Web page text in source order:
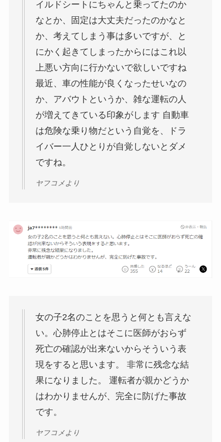
イルドシートにちゃんと乗ってたのか
なとか、固定は大丈夫だったのかなと
か、考えてしまう事は多いですが、と
にかく起きてしまったからにはこれ以
上悪い方向に行かないで欲しいですね
最近、車の性能が良くなったせいなの
か、アバウトというか、雑な運転の人
が増えてきている印象がします 自動車
は危険な乗り物だという自覚を、ドラ
イバー一人ひとりが自覚しないとダメ
ですね。
ヤフコメより
女の子2名のことを思うと何とも言えな
い。心肺停止とはそこに医師がおらず
死亡の確認が出来ないからそういう表
現をすると思います。 非常に残念な結
果になりました。 運転者が親かどうか
はわかりませんが、完全に防げた事故
です。
ヤフコメより